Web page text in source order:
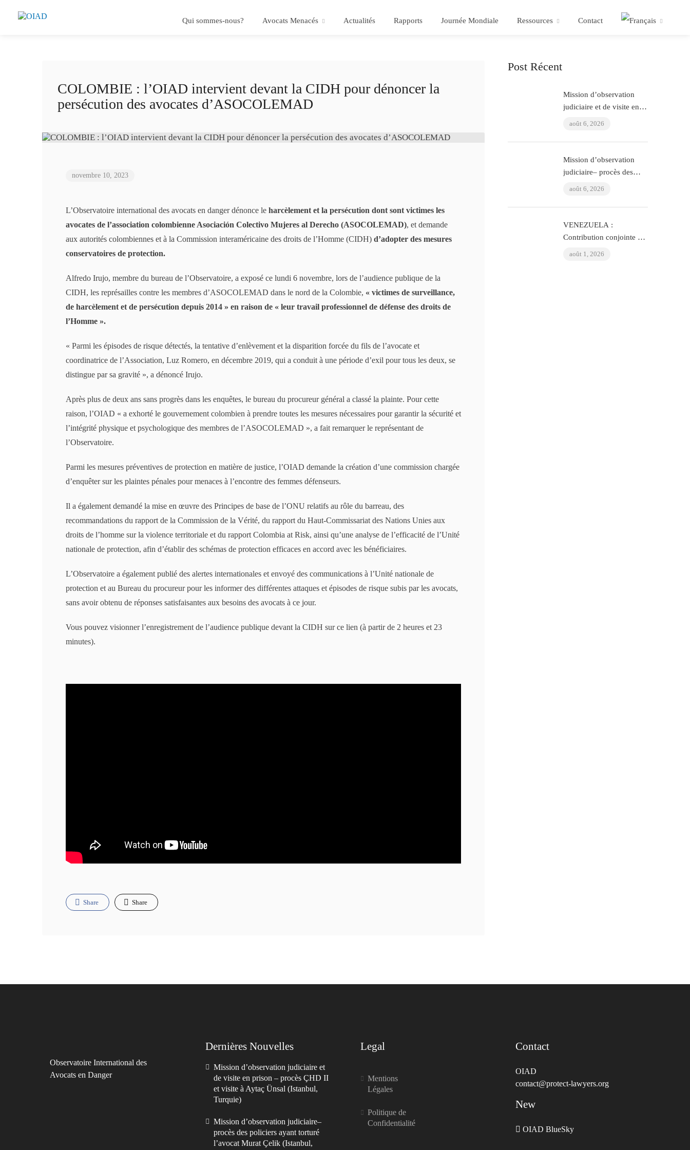
Qui sommes-nous? Avocats Menacés Actualités Rapports Journée Mondiale Ressources Contact
COLOMBIE : l’OIAD intervient devant la CIDH pour dénoncer la
persécution des avocates d’ASOCOLEMAD
novembre 10, 2023
L’Observatoire international des avocats en danger dénonce leharcèlement et la persécution dont sont victimes les
avocates de l’association colombienne Asociación Colectivo Mujeres al Derecho (ASOCOLEMAD), et demande
aux autorités colombiennes et à la Commission interaméricaine des droits de l’Homme (CIDH)d’adopter des mesures
conservatoires de protection.
Alfredo Irujo, membre du bureau de l’Observatoire, a exposé ce lundi 6 novembre, lors de l’audience publique de la
CIDH, les représailles contre les membres d’ASOCOLEMAD dans le nord de la Colombie, « victimes de surveillance,
de harcèlement et de persécution depuis 2014 » en raison de « leur travail professionnel de défense des droits de
l’Homme ».
« Parmi les épisodes de risque détectés, la tentative d’enlèvement et la disparition forcée du fils de l’avocate et
coordinatrice de l’Association, Luz Romero, en décembre 2019, qui a conduit à une période d’exil pour tous les deux, se
distingue par sa gravité », a dénoncé Irujo.
Après plus de deux ans sans progrès dans les enquêtes, le bureau du procureur général a classé la plainte. Pour cette
raison, l’OIAD « a exhorté le gouvernement colombien à prendre toutes les mesures nécessaires pour garantir la sécurité et
l’intégrité physique et psychologique des membres de l’ASOCOLEMAD », a fait remarquer le représentant de
l’Observatoire.
Parmi les mesures préventives de protection en matière de justice, l’OIAD demande la création d’une commission chargée
d’enquêter sur les plaintes pénales pour menaces à l’encontre des femmes défenseurs.
Il a également demandé la mise en œuvre des Principes de base de l’ONU relatifs au rôle du barreau, des
recommandations du rapport de la Commission de la Vérité, du rapport du Haut-Commissariat des Nations Unies aux
droits de l’homme sur la violence territoriale et du rapport Colombia at Risk, ainsi qu’une analyse de l’efficacité de l’Unité
nationale de protection, afin d’établir des schémas de protection efficaces en accord avec les bénéficiaires.
L’Observatoire a également publié des alertes internationales et envoyé des communications à l’Unité nationale de
protection et au Bureau du procureur pour les informer des différentes attaques et épisodes de risque subis par les avocats,
sans avoir obtenu de réponses satisfaisantes aux besoins des avocats à ce jour.
Vous pouvez visionner l’enregistrement de l’audience publique devant la CIDH sur ce lien (à partir de 2 heures et 23
minutes).
Share Share
Post Récent
Mission d’observation
judiciaire et de visite en
(Istanbul, Turquie)
août 6, 2026
Mission d’observation
judiciaire– procès des
(Istanbul, Turquie)
août 6, 2026
VENEZUELA :
Contribution conjointe de
août 1, 2026
Observatoire International des
Avocats en Danger
Dernières Nouvelles
Mission d’observation judiciaire et
de visite en prison – procès ÇHD II
et visite à Aytaç Ünsal (Istanbul,
Turquie)
Mission d’observation judiciaire–
procès des policiers ayant torturé
l’avocat Murat Çelik (Istanbul,
Legal
Mentions
Légales
Politique de
Confidentialité
Contact
OIAD
contact@protect-lawyers.org
New
OIAD BlueSky